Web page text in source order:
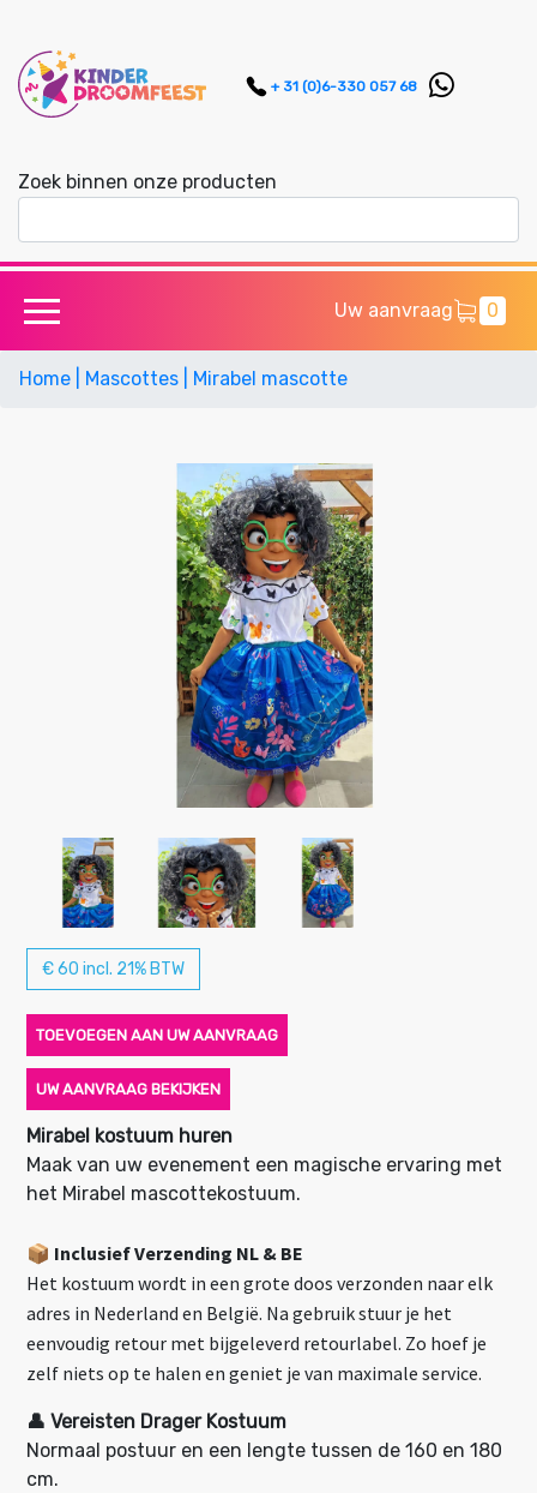
+ 31 (0)6-330 057 68
Zoek binnen onze producten
Uw aanvraag 0
Home | Mascottes | Mirabel mascotte
€ 60 incl. 21% BTW
TOEVOEGEN AAN UW AANVRAAG
UW AANVRAAG BEKIJKEN
Mirabel kostuum huren
Maak van uw evenement een magische ervaring met
het Mirabel mascottekostuum.
📦 Inclusief Verzending NL & BE
Het kostuum wordt in een grote doos verzonden naar elk
adres in Nederland en België. Na gebruik stuur je het
eenvoudig retour met bijgeleverd retourlabel. Zo hoef je
zelf niets op te halen en geniet je van maximale service.
👤 Vereisten Drager Kostuum
Normaal postuur en een lengte tussen de 160 en 180
cm.